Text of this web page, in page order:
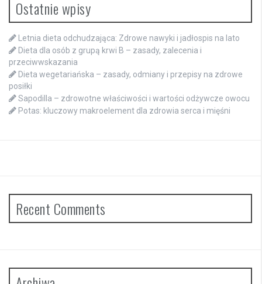
Ostatnie wpisy
Letnia dieta odchudzająca: Zdrowe nawyki i jadłospis na lato
Dieta dla osób z grupą krwi B – zasady, zalecenia i
przeciwwskazania
Dieta wegetariańska – zasady, odmiany i przepisy na zdrowe
posiłki
Sapodilla – zdrowotne właściwości i wartości odżywcze owocu
Potas: kluczowy makroelement dla zdrowia serca i mięśni
Recent Comments